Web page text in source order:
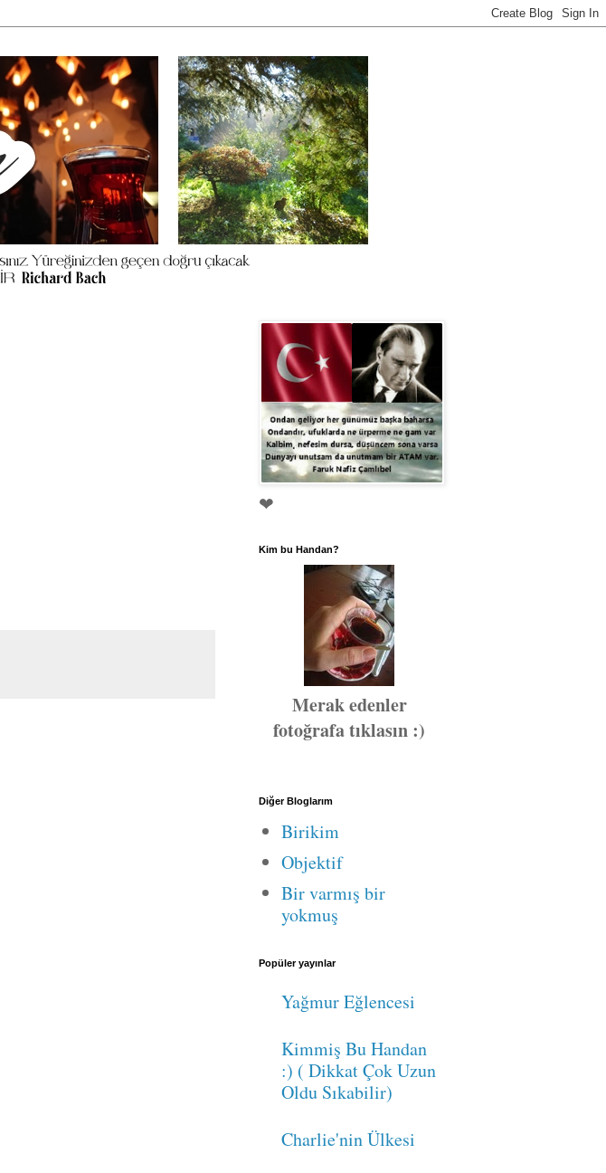
❤
Kim bu Handan?
Merak edenler
fotoğrafa tıklasın :)
Diğer Bloglarım
Birikim
Objektif
Bir varmış bir
yokmuş
Popüler yayınlar
Yağmur Eğlencesi
Kimmiş Bu Handan
:) ( Dikkat Çok Uzun
Oldu Sıkabilir)
Charlie'nin Ülkesi